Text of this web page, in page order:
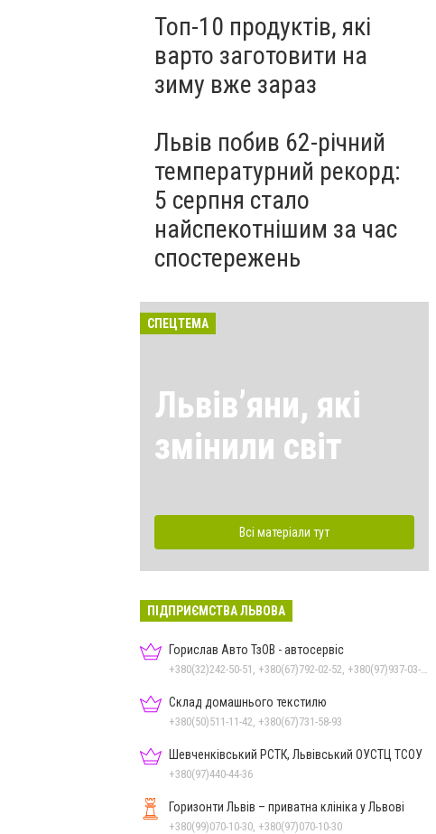
Топ-10 продуктів, які
варто заготовити на
зиму вже зараз
Львів побив 62-річний
температурний рекорд:
5 серпня стало
найспекотнішим за час
спостережень
СПЕЦТЕМА
Львівʼяни, які
змінили світ
Всі матеріали тут
ПІДПРИЄМСТВА ЛЬВОВА
Горислав Авто ТзОВ - автосервіс
Склад домашнього текстилю
+380(50)511-11-42, +380(67)731-58-93
Шевченківський РСТК, Львівський ОУСТЦ ТСОУ
+380(97)440-44-36
Горизонти Львів – приватна клініка у Львові
+380(99)070-10-30, +380(97)070-10-30